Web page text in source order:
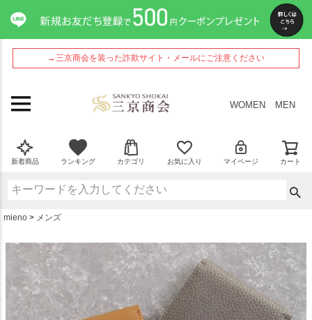
→三京商会を装った詐欺サイト・メールにご注意ください
WOMEN MEN
新着商品 ランキング カテゴリ お気に入り マイページ カート
mieno メンズ
ペー
ジト
ップ
へ